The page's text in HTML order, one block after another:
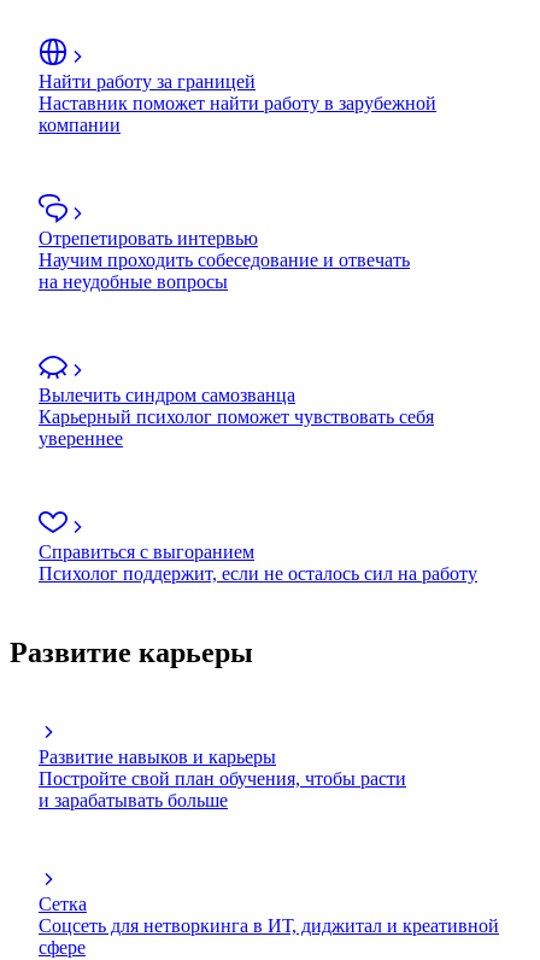
Найти работу за границей
Наставник поможет найти работу в зарубежной
компании
Отрепетировать интервью
Научим проходить собеседование и отвечать
на неудобные вопросы
Вылечить синдром самозванца
Карьерный психолог поможет чувствовать себя
увереннее
Справиться с выгоранием
Психолог поддержит, если не осталось сил на работу
Развитие карьеры
Развитие навыков и карьеры
Постройте свой план обучения, чтобы расти
и зарабатывать больше
Сетка
Соцсеть для нетворкинга в ИТ, диджитал и креативной
сфере